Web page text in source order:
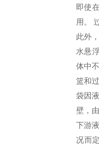
即使
用。
此外
水悬
体中
篮和
袋因
壁，
下游
况而